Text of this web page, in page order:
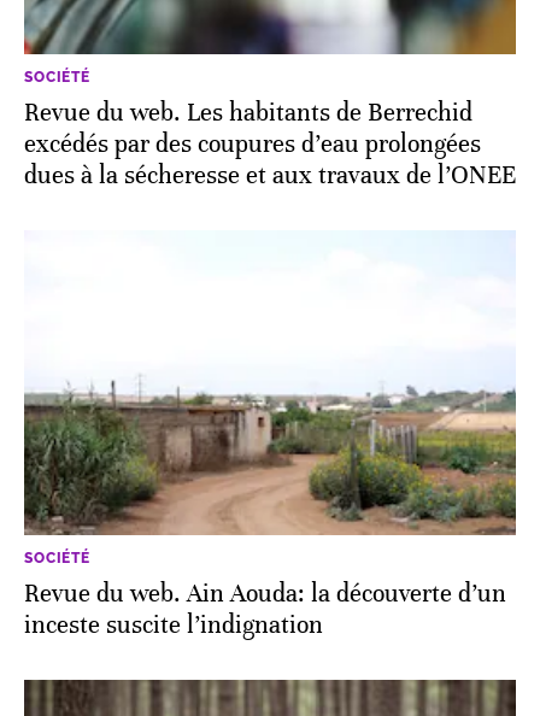
SOCIÉTÉ
Revue du web. Les habitants de Berrechid
excédés par des coupures d’eau prolongées
dues à la sécheresse et aux travaux de l’ONEE
SOCIÉTÉ
Revue du web. Ain Aouda: la découverte d’un
inceste suscite l’indignation